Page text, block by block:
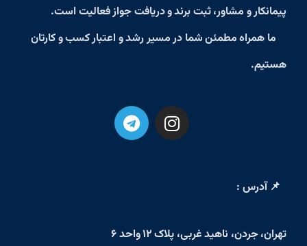
پیمانکار و مشاور، ثبت برند و دریافت جواز فعالیت است.
ما همراه مطمئن شما در مسیر رشد و اعتبار کسب‌ و کارتان
هستیم.
📌 آدرس :
تهران، جردن، ناهید غربی، پلاک ۱۲ واحد ۶